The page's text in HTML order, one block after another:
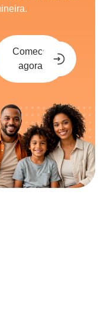
Comece
agora